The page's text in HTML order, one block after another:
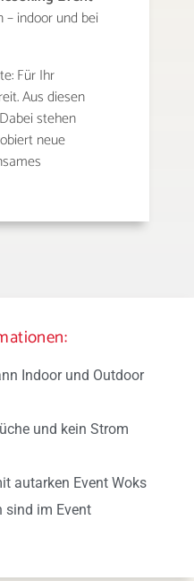
– indoor und bei
Für Ihr
Aus diesen
stehen
neue
Indoor und Outdoor
und kein Strom
autarken Event Woks
sind im Event